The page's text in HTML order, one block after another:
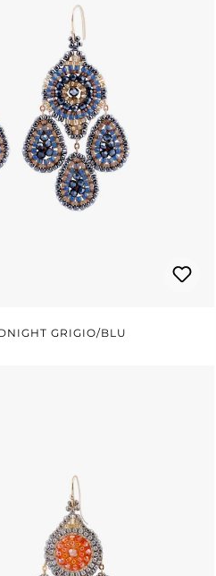
GRIGIO/BLU